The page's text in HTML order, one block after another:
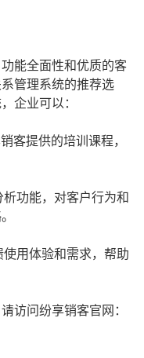
能全面性和优质的客
管理系统的推荐选
企业可以：
客提供的培训课程，
功能，对客户行为和
用体验和需求，帮助
访问纷享销客官网：